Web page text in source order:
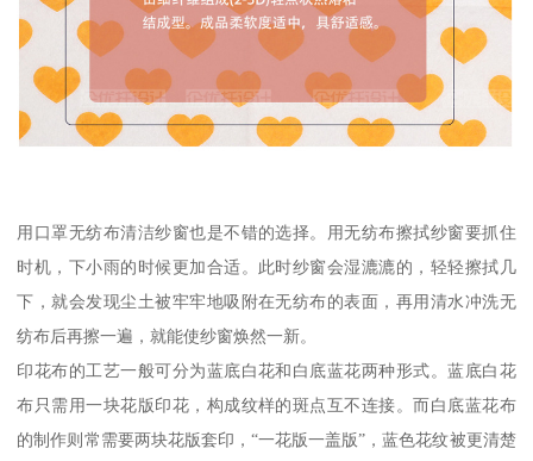
用口罩无纺布清洁纱窗也是不错的选择。用无纺布擦拭纱窗要抓住
时机，下小雨的时候更加合适。此时纱窗会湿漉漉的，轻轻擦拭几
下，就会发现尘土被牢牢地吸附在无纺布的表面，再用清水冲洗无
纺布后再擦一遍，就能使纱窗焕然一新。
印花布的工艺一般可分为蓝底白花和白底蓝花两种形式。蓝底白花
布只需用一块花版印花，构成纹样的斑点互不连接。而白底蓝花布
的制作则常需要两块花版套印，“一花版一盖版”，蓝色花纹被更清楚